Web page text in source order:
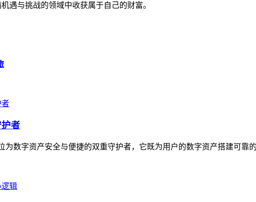
遇与挑战的领域中收获属于自己的财富。
者
为数字资产安全与便捷的双重守护者，它既为用户的数字资产搭建可靠